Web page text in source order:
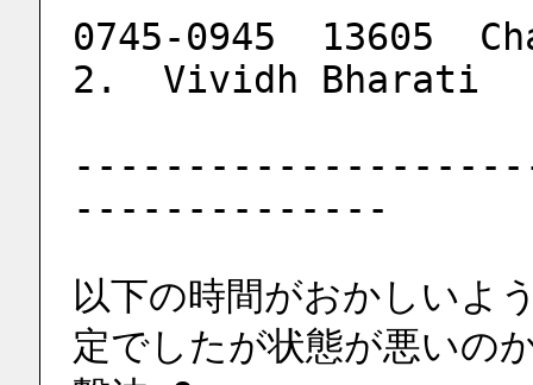
0745-0945  13605
2.  Vividh Bharati
--------------
以下の時間がおかしいよ
定でしたが状態が悪いの